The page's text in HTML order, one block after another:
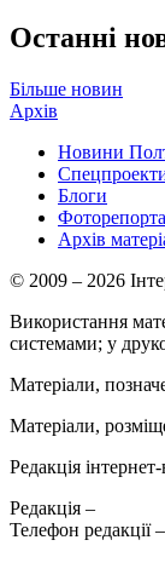
Останні
Більше новин
Архів
Новини
Блоги
Архів
© 2009 – 2026
Використання
системами; у
Матеріали,
Матеріали,
Редакція
Редакція –
Телефон редакції –